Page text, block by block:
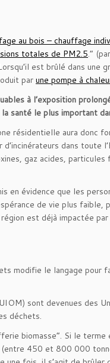
au bois – chauffage
totales de PM2.5.”
est brûlé dans une
par une pompe à
à l’exposition
santé le plus important
résidentielle aura donc
dans
gaz acides,
en évidence que les
de vie plus
est déjà impactée
modifie le langage
sont devenues des
déchets.
biomasse”. Si le
450 et 800 000